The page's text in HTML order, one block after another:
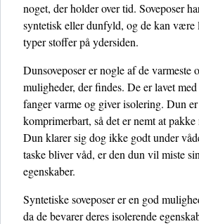
noget, der holder over tid. Soveposer
syntetisk eller dunfyld, og de kan være
typer stoffer på ydersiden.
Dunsoveposer er nogle af de varmeste
muligheder, der findes. De er lavet
fanger varme og giver isolering. Dun
komprimerbart, så det er nemt at
Dun klarer sig dog ikke godt under
taske bliver våd, er den dun vil miste
egenskaber.
Syntetiske soveposer er en god
da de bevarer deres isolerende